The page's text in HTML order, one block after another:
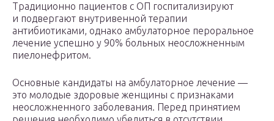
Традиционно пациентов с ОП госпитализируют
и подвергают внутривенной терапии
антибиотиками, однако амбулаторное пероральное
лечение успешно у 90% больных неосложненным
пиелонефритом.
Основные кандидаты на амбулаторное лечение —
это молодые здоровые женщины с признаками
неосложненного заболевания. Перед принятием